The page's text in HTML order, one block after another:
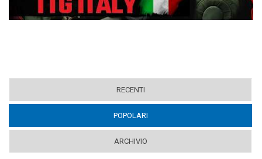
RECENTI
POPOLARI
ARCHIVIO